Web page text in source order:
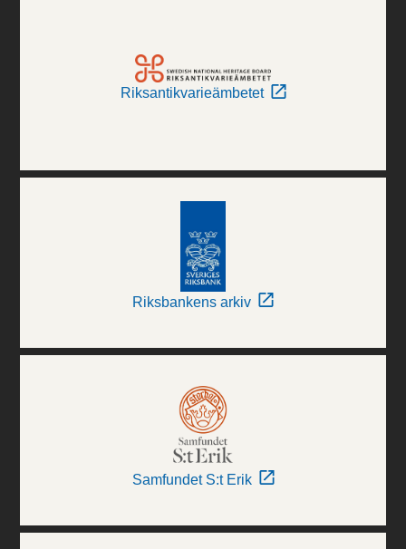
Riksantikvarieämbetet
Riksbankens arkiv
Samfundet S:t Erik